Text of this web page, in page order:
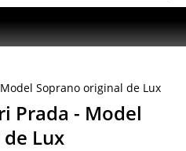
Soprano original de Lux
Prada - Model
Lux